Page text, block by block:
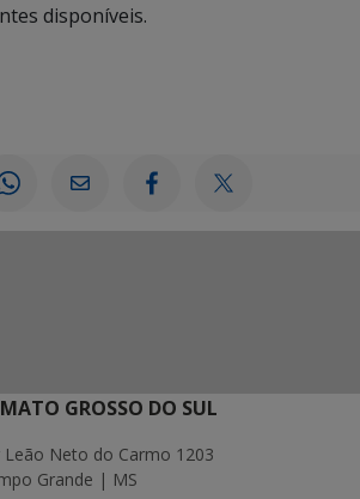
disponíveis.
GROSSO DO SUL
Leão Neto do Carmo 1203
Grande | MS